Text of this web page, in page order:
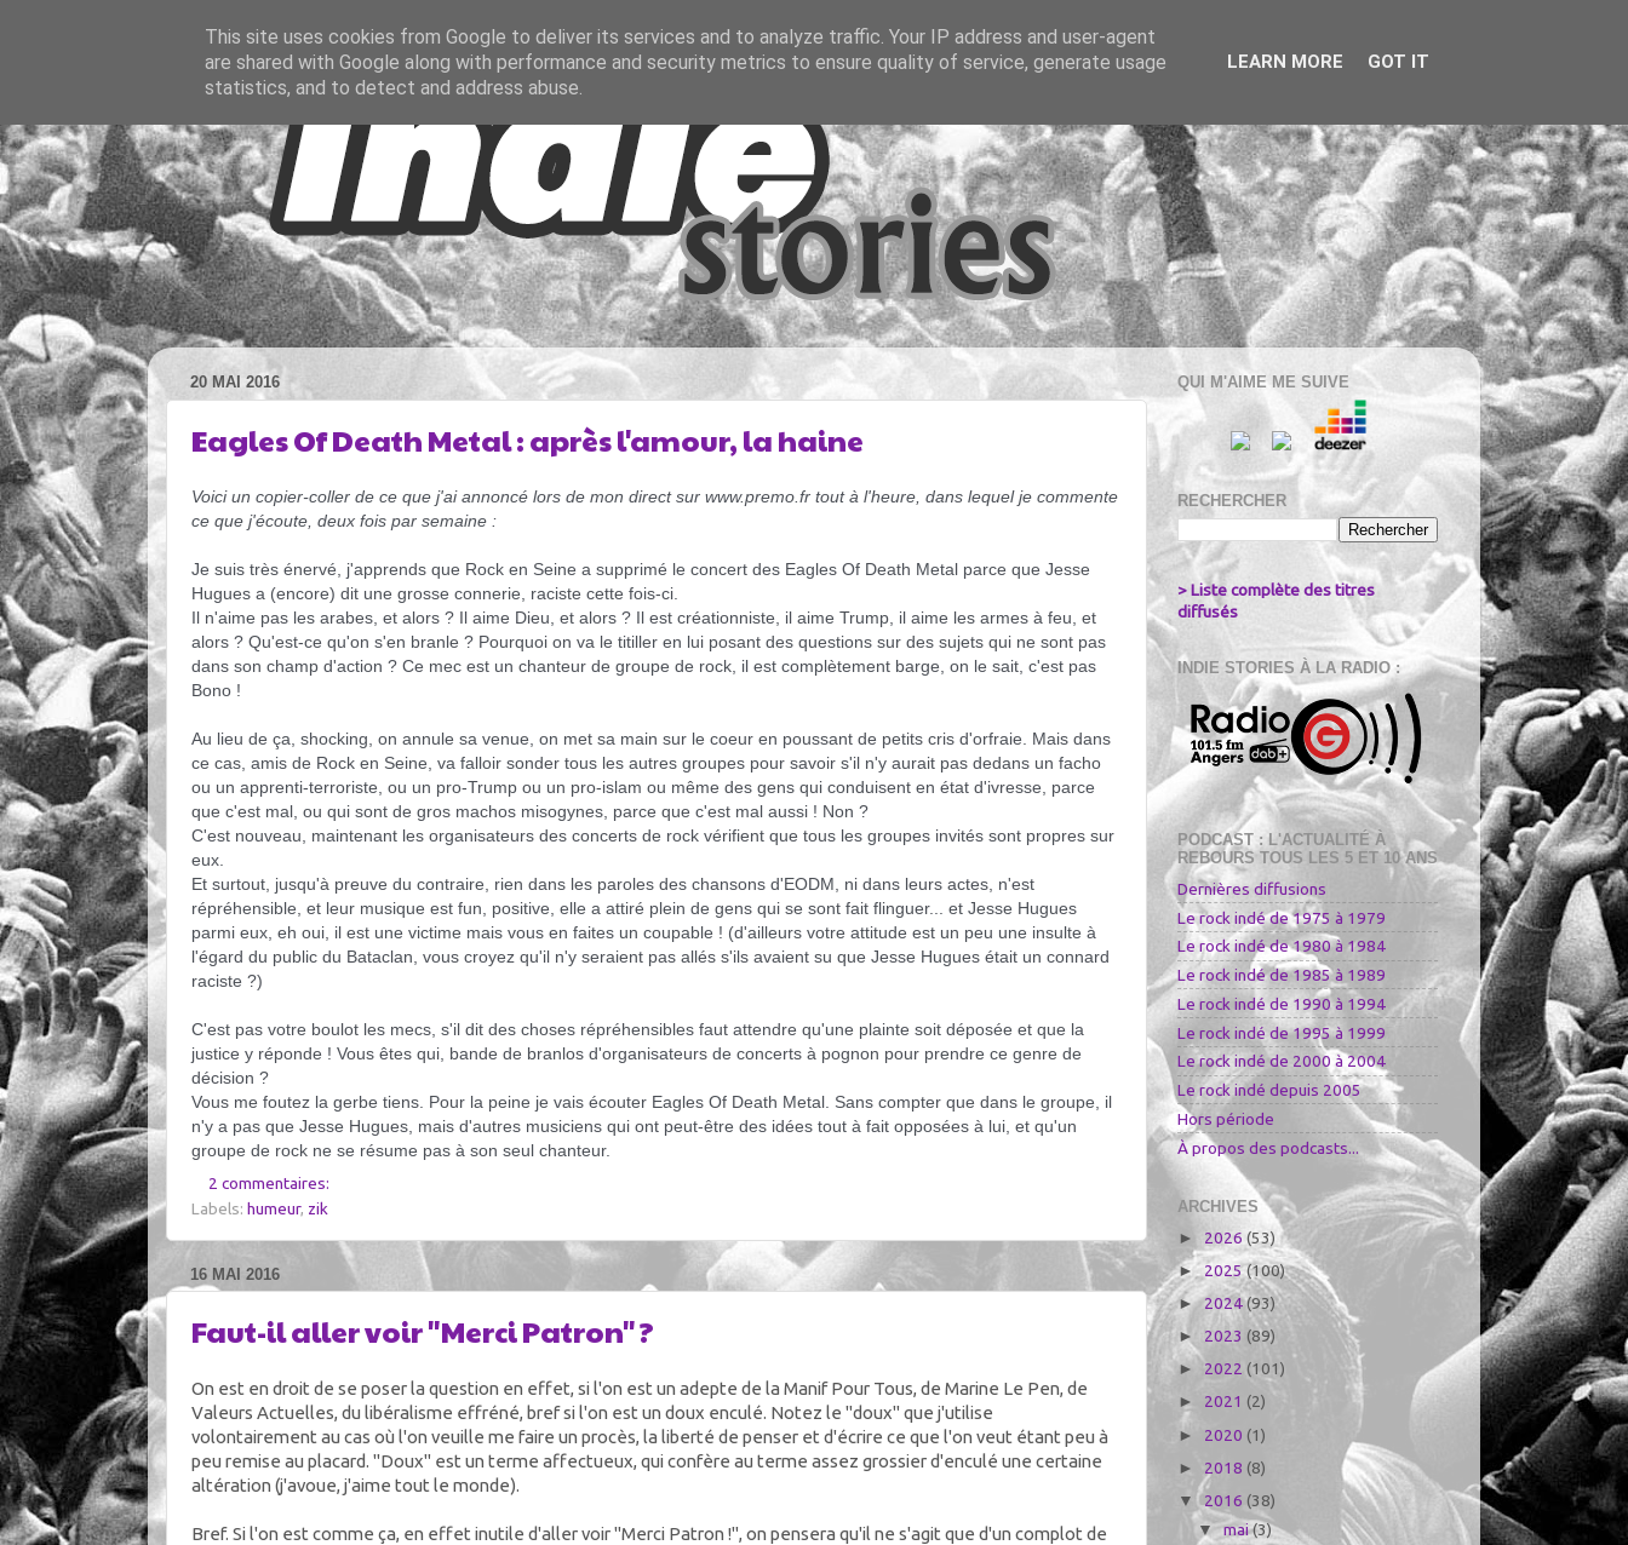
20 MAI 2016
Eagles Of Death Metal : après l'amour, la haine
Voici un copier-coller de ce que j'ai annoncé lors de mon direct sur www.premo.fr tout à l'heure, dans lequel je commente
ce que j'écoute, deux fois par semaine :
Je suis très énervé, j'apprends que Rock en Seine a supprimé le concert des Eagles Of Death Metal parce que Jesse
Hugues a (encore) dit une grosse connerie, raciste cette fois-ci.
Il n'aime pas les arabes, et alors ? Il aime Dieu, et alors ? Il est créationniste, il aime Trump, il aime les armes à feu, et
alors ? Qu'est-ce qu'on s'en branle ? Pourquoi on va le titiller en lui posant des questions sur des sujets qui ne sont pas
dans son champ d'action ? Ce mec est un chanteur de groupe de rock, il est complètement barge, on le sait, c'est pas
Bono !
Au lieu de ça, shocking, on annule sa venue, on met sa main sur le coeur en poussant de petits cris d'orfraie. Mais dans
ce cas, amis de Rock en Seine, va falloir sonder tous les autres groupes pour savoir s'il n'y aurait pas dedans un facho
ou un apprenti-terroriste, ou un pro-Trump ou un pro-islam ou même des gens qui conduisent en état d'ivresse, parce
que c'est mal, ou qui sont de gros machos misogynes, parce que c'est mal aussi ! Non ?
C'est nouveau, maintenant les organisateurs des concerts de rock vérifient que tous les groupes invités sont propres sur
eux.
Et surtout, jusqu'à preuve du contraire, rien dans les paroles des chansons d'EODM, ni dans leurs actes, n'est
répréhensible, et leur musique est fun, positive, elle a attiré plein de gens qui se sont fait flinguer... et Jesse Hugues
parmi eux, eh oui, il est une victime mais vous en faites un coupable ! (d'ailleurs votre attitude est un peu une insulte à
l'égard du public du Bataclan, vous croyez qu'il n'y seraient pas allés s'ils avaient su que Jesse Hugues était un connard
raciste ?)
C'est pas votre boulot les mecs, s'il dit des choses répréhensibles faut attendre qu'une plainte soit déposée et que la
justice y réponde ! Vous êtes qui, bande de branlos d'organisateurs de concerts à pognon pour prendre ce genre de
décision ?
Vous me foutez la gerbe tiens. Pour la peine je vais écouter Eagles Of Death Metal. Sans compter que dans le groupe, il
n'y a pas que Jesse Hugues, mais d'autres musiciens qui ont peut-être des idées tout à fait opposées à lui, et qu'un
groupe de rock ne se résume pas à son seul chanteur.
2 commentaires:
Labels: humeur, zik
16 MAI 2016
Faut-il aller voir "Merci Patron" ?
On est en droit de se poser la question en effet, si l'on est un adepte de la Manif Pour Tous, de Marine Le Pen, de
Valeurs Actuelles, du libéralisme effréné, bref si l'on est un doux enculé. Notez le "doux" que j'utilise
volontairement au cas où l'on veuille me faire un procès, la liberté de penser et d'écrire ce que l'on veut étant peu à
peu remise au placard. "Doux" est un terme affectueux, qui confère au terme assez grossier d'enculé une certaine
altération (j'avoue, j'aime tout le monde).
Bref. Si l'on est comme ça, en effet inutile d'aller voir "Merci Patron !", on pensera qu'il ne s'agit que d'un complot de
QUI M'AIME ME SUIVE
RECHERCHER
> Liste complète des titres
diffusés
INDIE STORIES À LA RADIO :
PODCAST : L'ACTUALITÉ À
REBOURS TOUS LES 5 ET 10 ANS
Dernières diffusions
Le rock indé de 1975 à 1979
Le rock indé de 1980 à 1984
Le rock indé de 1985 à 1989
Le rock indé de 1990 à 1994
Le rock indé de 1995 à 1999
Le rock indé de 2000 à 2004
Le rock indé depuis 2005
Hors période
À propos des podcasts...
ARCHIVES
► 2026 (53)
► 2025(100)
►2024(93)
► 2023 (89)
► 2022 (101)
► 2021 (2)
► 2020 (1)
► 2018 (8)
▼ 2016 (38)
▼mai(3)
This site uses cookies from Google to deliver its services and to analyze traffic. Your IP address and user-agent
are shared with Google along with performance and security metrics to ensure quality of service, generate usage
statistics, and to detect and address abuse.
LEARN MORE GOT IT